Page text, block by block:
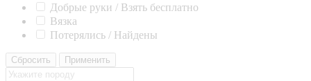
Добрые руки / Взять бесплатно
Вязка
Потерялись / Найдены
Сбросить Применить